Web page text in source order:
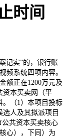
时间
记实”的，银行账
频系统四项内容。
额正在1200万元及
资本买卖网（平
。（1）本项目投标
人及其拟派项目
公共资本买卖核心
心），下同）为